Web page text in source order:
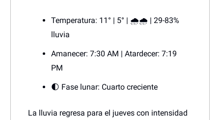
Temperatura: 11° | 5° | 🌧️🌧️ | 29-83%
lluvia
Amanecer: 7:30 AM | Atardecer: 7:19
PM
🌓 Fase lunar: Cuarto creciente
La lluvia regresa para el jueves con intensidad